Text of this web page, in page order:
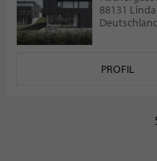
88131
PROFIL